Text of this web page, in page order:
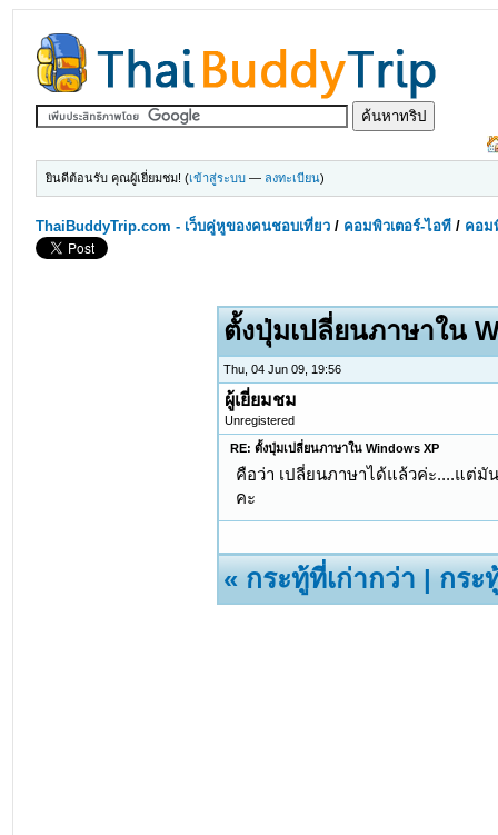
ยินดีต้อนรับ คุณผู้เยี่ยมชม! (เข้าสู่ระบบ — ลงทะเบียน)
ThaiBuddyTrip.com - เว็บคู่หูของคนชอบเที่ยว / คอมพิวเตอร์-ไอที / คอม
ตั้งปุ่มเปลี่ยนภาษาใน
Thu, 04 Jun 09, 19:56
ผู้เยี่ยมชม
Unregistered
RE: ตั้งปุ่มเปลี่ยนภาษาใน Windows XP
คือว่า เปลี่ยนภาษาได้แล้วค่ะ....แต่มั
คะ
«กระทู้ที่เก่ากว่า|กระ